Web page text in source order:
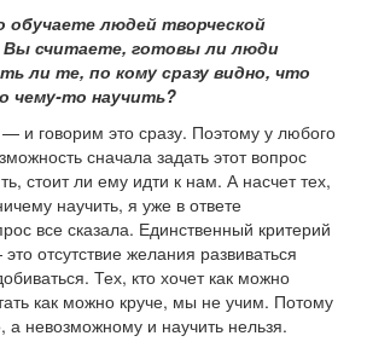
людей творческой
считаете, готовы ли люди
ли те, по кому сразу видно, что
чему-то научить?
и говорим это сразу. Поэтому у любого
сначала задать этот вопрос
стоит ли ему идти к нам. А насчет тех,
научить, я уже в ответе
все сказала. Единственный критерий
отсутствие желания развиваться
Тех, кто хочет как можно
как можно круче, мы не учим. Потому
а невозможному и научить нельзя.